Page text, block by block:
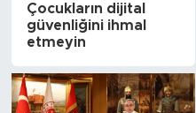
Çocukların dijital
güvenliğini ihmal
etmeyin